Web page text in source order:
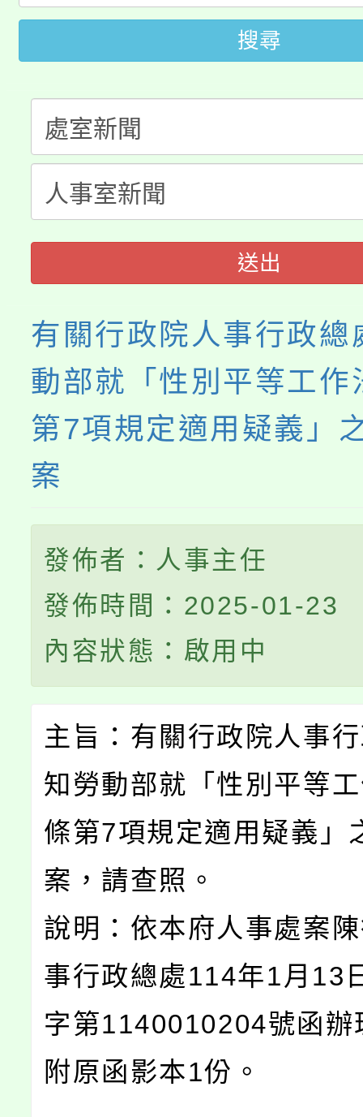
《TA101》溝通分析基
程，歡迎學生輔導中心
心理、諮商輔導、社會
系所師生報名參加。
轉知苗栗縣政府辦理
縣市「校園短影音徵選
門員」簡章及活動海報
踴躍報名參加。
桃園市115學年度學生
要點
「桃園市補助參觀特色
展演活動實施計畫」
115年度「教育部表揚
義教育推展貢獻獎」
「2026 ART TAIPEI
博覽會」之「藝術教育
搜尋
送出
有關行政院人事行政總
動部就「性別平等工作
第7項規定適用疑義」
案
發佈者：人事主任
發佈時間：2025-01-23
內容狀態：啟用中
主旨：有關行政院人事
知勞動部就「性別平等
條第7項規定適用疑義」
案，請查照。
說明：依本府人事處案
事行政總處114年1月13
字第1140010204號函辦
附原函影本1份。